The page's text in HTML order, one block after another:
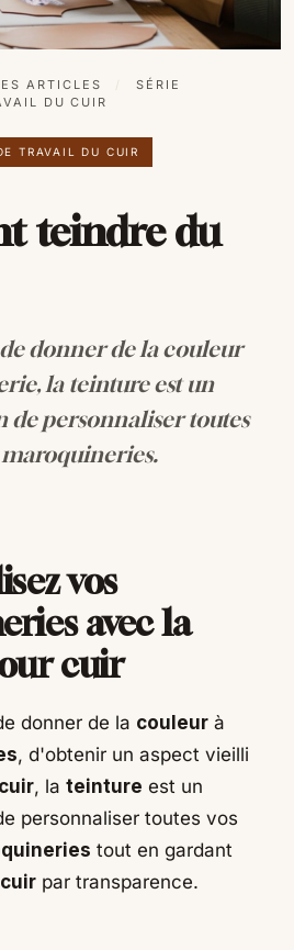
ARTICLES
SÉRIE
DU CUIR
TRAVAIL DU CUIR
teindre du
de donner de la couleur
la teinture est un
de personnaliser toutes
maroquineries.
vos
avec la
cuir
donner de la couleur à
, d'obtenir un aspect vieilli
cuir, la teinture est un
personnaliser toutes vos
tout en gardant
cuir par transparence.